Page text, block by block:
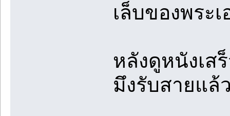
เล็บของพระ
หลังดูหนังเส
มึงรับสายแล้